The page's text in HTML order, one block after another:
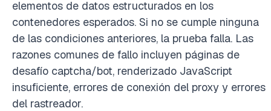
elementos de datos estructurados en los
contenedores esperados. Si no se cumple ninguna
de las condiciones anteriores, la prueba falla. Las
razones comunes de fallo incluyen páginas de
desafío captcha/bot, renderizado JavaScript
insuficiente, errores de conexión del proxy y errores
del rastreador.